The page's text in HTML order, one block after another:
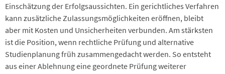
Einschätzung der Erfolgsaussichten. Ein gerichtliches Verfahren
kann zusätzliche Zulassungsmöglichkeiten eröffnen, bleibt
aber mit Kosten und Unsicherheiten verbunden. Am stärksten
ist die Position, wenn rechtliche Prüfung und alternative
Studienplanung früh zusammengedacht werden. So entsteht
aus einer Ablehnung eine geordnete Prüfung weiterer